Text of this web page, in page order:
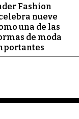
Fashion
nueve
una de las
de moda